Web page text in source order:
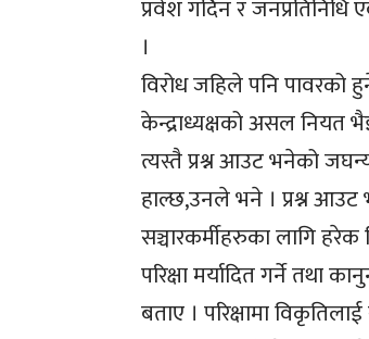
प्रवेश गर्दिन र
।
विरोध जहिले पनि पावरको
केन्द्राध्यक्षको असल नियत
त्यस्तै प्रश्न आउट भनेको जघन्य
हाल्छ,उनले भने । प्रश्न आउट
सञ्चारकर्मीहरुका लागि हरेक
परिक्षा मर्यादित गर्ने तथा
बताए । परिक्षामा